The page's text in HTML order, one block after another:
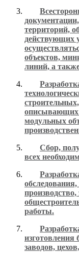
территорий,
действующих
объектов,
линий, а
описывающих
модульных
Сбор,
всех
работы.
заводов,